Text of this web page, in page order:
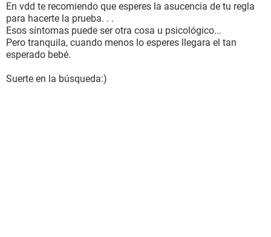
En vdd te recomiendo que esperes la asucencia de tu regla
para hacerte la prueba. . .
Esos síntomas puede ser otra cosa u psicológico...
Pero tranquila, cuando menos lo esperes llegara el tan
esperado bebé.
Suerte en la búsqueda:)